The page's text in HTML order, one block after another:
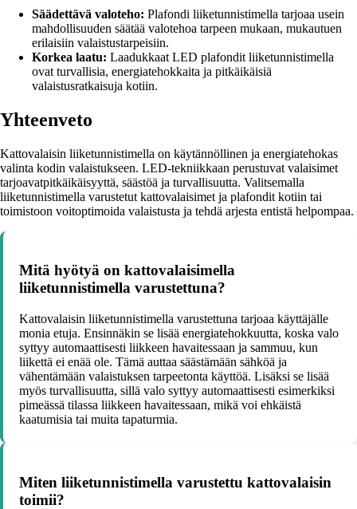
Säädettävä valoteho: Plafondi liiketunnistimella tarjoaa usein
mahdollisuuden säätää valotehoa tarpeen mukaan, mukautuen
erilaisiin valaistustarpeisiin.
Korkea laatu: Laadukkaat LED plafondit liiketunnistimella
ovat turvallisia, energiatehokkaita ja pitkäikäisiä
valaistusratkaisuja kotiin.
Yhteenveto
Kattovalaisin liiketunnistimella on käytännöllinen ja energiatehokas
valinta kodin valaistukseen. LED-tekniikkaan perustuvat valaisimet
tarjoavatpitkäikäisyyttä, säästöä ja turvallisuutta. Valitsemalla
liiketunnistimella varustetut kattovalaisimet ja plafondit kotiin tai
toimistoon voitoptimoida valaistusta ja tehdä arjesta entistä helpompaa.
Mitä hyötyä on kattovalaisimella
liiketunnistimella varustettuna?
Kattovalaisin liiketunnistimella varustettuna tarjoaa käyttäjälle
monia etuja. Ensinnäkin se lisää energiatehokkuutta, koska valo
syttyy automaattisesti liikkeen havaitessaan ja sammuu, kun
liikettä ei enää ole. Tämä auttaa säästämään sähköä ja
vähentämään valaistuksen tarpeetonta käyttöä. Lisäksi se lisää
myös turvallisuutta, sillä valo syttyy automaattisesti esimerkiksi
pimeässä tilassa liikkeen havaitessaan, mikä voi ehkäistä
kaatumisia tai muita tapaturmia.
Miten liiketunnistimella varustettu kattovalaisin
toimii?